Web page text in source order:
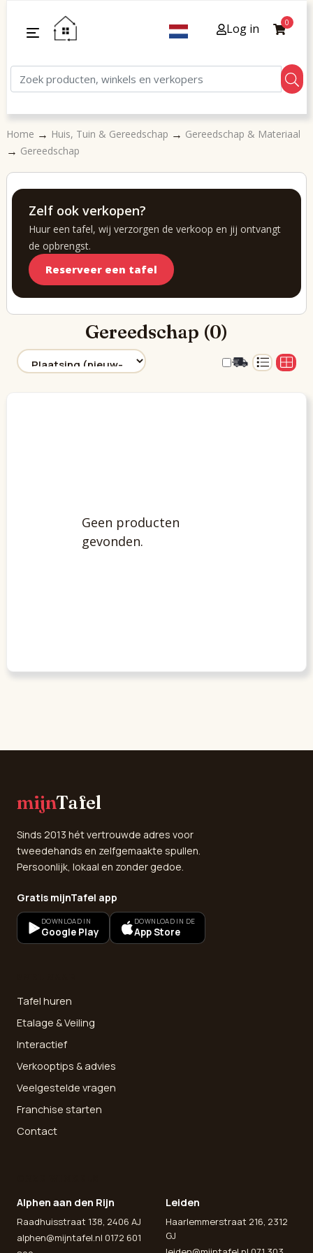
Log in 0
Home → Huis, Tuin & Gereedschap → Gereedschap & Materiaal
→ Gereedschap
Zelf ook verkopen?
Huur een tafel, wij verzorgen de verkoop en jij ontvangt
de opbrengst.
Reserveer een tafel
Gereedschap (0)
Geen producten
gevonden.
mijnTafel
Sinds 2013 hét vertrouwde adres voor
tweedehands en zelfgemaakte spullen.
Persoonlijk, lokaal en zonder gedoe.
Gratis mijnTafel app
DOWNLOAD IN
Google Play
DOWNLOAD IN DE
App Store
Tafel huren
Etalage & Veiling
Interactief
Verkooptips & advies
Veelgestelde vragen
Franchise starten
Contact
Alphen aan den Rijn
Raadhuisstraat 138, 2406 AJ
alphen@mijntafel.nl 0172 601
Leiden
Haarlemmerstraat 216, 2312
GJ